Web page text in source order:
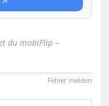
du mobiFlip –
Fehler melden